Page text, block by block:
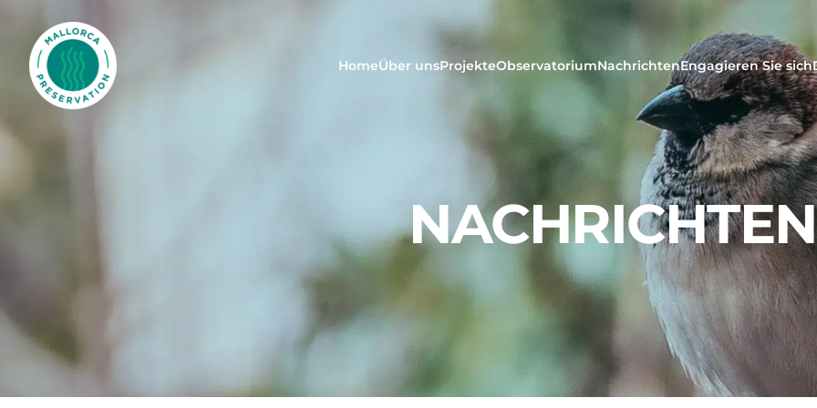
Mallorca Preservation Foundation
HomeÜber unsProjekteObservatoriumNachrichtenEngagieren Sie sich
NACHRICHTEN